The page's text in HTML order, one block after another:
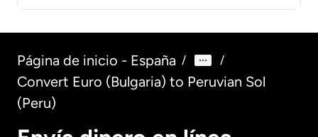
Página de inicio - España / /
Convert Euro (Bulgaria) to Peruvian Sol
(Peru)